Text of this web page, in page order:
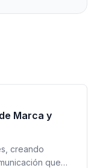
Marca y
creando
que